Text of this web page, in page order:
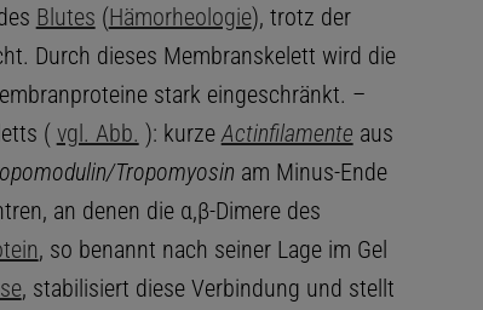
Blutes (Hämorheologie), trotz der
Durch dieses Membranskelett wird die
stark eingeschränkt. –
( vgl. Abb. ): kurze Actinfilamente aus
Tropomyosin am Minus-Ende
an denen die α,β-Dimere des
, so benannt nach seiner Lage im Gel
, stabilisiert diese Verbindung und stellt